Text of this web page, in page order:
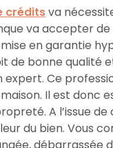
créditsva
va accepter
en garantie
de bonne qualité
Ce
Il est donc
A l’issue de
du bien. Vous